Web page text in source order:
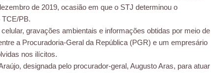
de 2019, ocasião em que o STJ determinou o
TCE/PB.
gravações ambientais e informações obtidas por meio de
a Procuradoria-Geral da República (PGR) e um empresário
nos ilícitos.
designada pelo procurador-geral, Augusto Aras, para atuar